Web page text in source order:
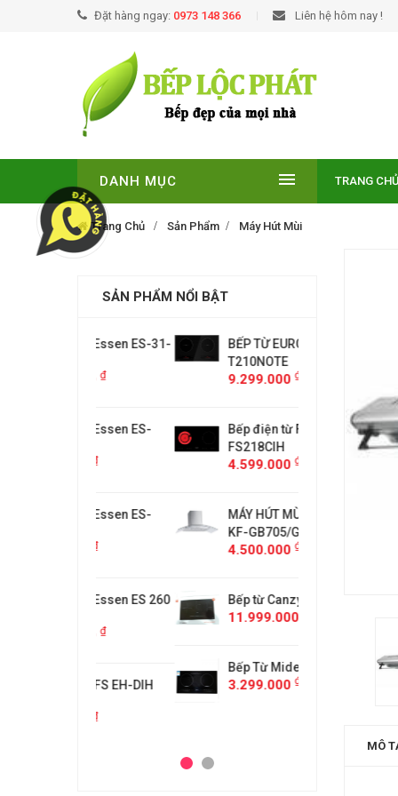
Đặt hàng ngay: 0973 148 366 Liên hệ hôm nay !
DANH MỤC TRANG CHỦ
Trang Chủ Sản Phẩm Máy Hút Mùi
MÔ
SẢN PHẨM NỔI BẬT
BẾP TỪ EUROSUN EU-
T210NOTE
Bếp điện từ Faster
FS218CIH
MÁY HÚT MÙI KÍNH CONG
KF-GB705/GB905
Bếp từ Canzy CZ-999DHI
11.999.000 ₫
Bếp Từ Midea 2ST-3304
3.299.000
Bếp
889BM